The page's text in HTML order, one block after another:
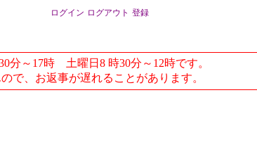
ログイン ログアウト 登録
分～17時 土曜日8 時30分～12時です。
で、お返事が遅れることがあります。